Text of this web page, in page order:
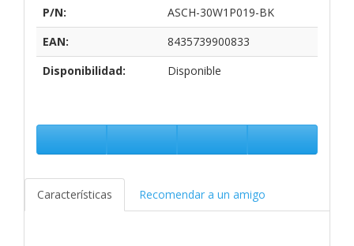
P/N:
ASCH-30W1P019-BK
EAN:
8435739900833
Disponibilidad:
Disponible
Características Recomendar a un amigo